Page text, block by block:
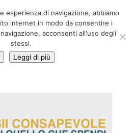
info@adventum.org
esperienza di navigazione, abbiamo
internet in modo da consentire i
acconsenti all'uso degli
stessi.
Leggi di più